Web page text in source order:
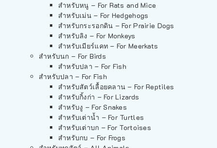
สำหรับหนู – For Rats and Mice
สำหรับเม่น – For Hedgehogs
สำหรับกระรอกดิน – For Prairie Dogs
สำหรับลิง – For Monkeys
สำหรับเมียร์แคท – For Meerkats
สำหรับนก – For Birds
สำหรับปลา – For Fish
สำหรับปลา – For Fish
สำหรับสัตว์เลื้อยคลาน – For Reptiles
สำหรับกิ้งก่า – For Lizards
สำหรับงู – For Snakes
สำหรับเต่าน้ำ – For Turtles
สำหรับเต่าบก – For Tortoises
สำหรับกบ – For Frogs